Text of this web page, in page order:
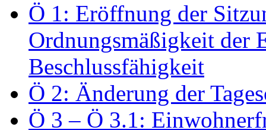
Ö 1: Eröffnung der
Ordnungsmäßigkeit der
Beschlussfähigkeit
Ö 2: Änderung der
Ö 3 – Ö 3.1: